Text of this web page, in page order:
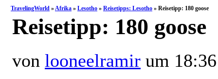
TravelingWorld »Afrika » Lesotho » Reisetipps: Lesotho » Reisetipp: 180 goose
Reisetipp: 180 goose
von looneelramir um